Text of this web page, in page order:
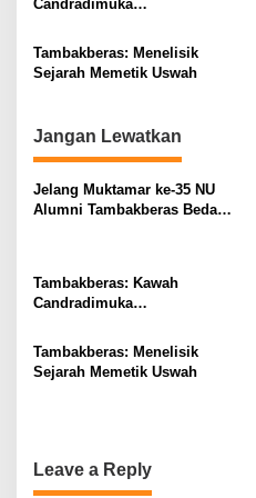
i
o
n
Candradimuka
Ulama
Tambakberas: Menelisik
Sejarah Memetik Uswah
Jangan Lewatkan
Jelang Muktamar ke-35 NU
Alumni Tambakberas Bedah
Tambakberas: Kawah
Candradimuka
Ulama
Tambakberas: Menelisik
Sejarah Memetik Uswah
Leave a Reply